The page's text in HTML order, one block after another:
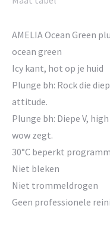
AMELIA Ocean Green
ocean green
Icy kant, hot op je huid
Plunge bh: Rock die
attitude.
Plunge bh: Diepe V,
wow zegt.
30°C beperkt
Niet bleken
Niet trommeldrogen
Geen professionele